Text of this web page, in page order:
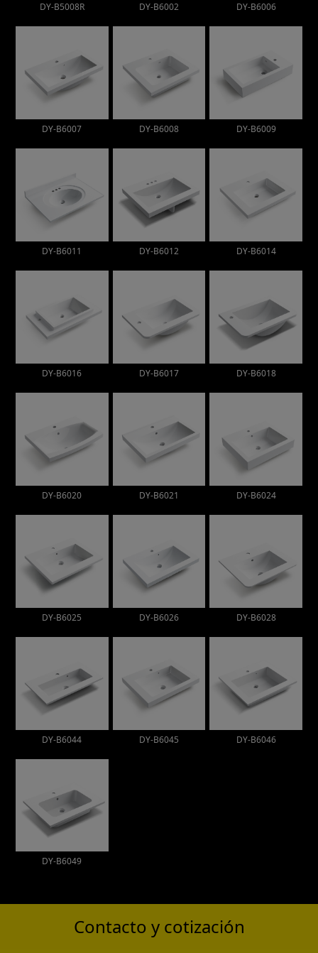
DY-B5008R DY-B6002 DY-B6006
DY-B6007 DY-B6008 DY-B6009
DY-B6011 DY-B6012 DY-B6014
DY-B6016 DY-B6017 DY-B6018
DY-B6020 DY-B6021 DY-B6024
DY-B6025 DY-B6026 DY-B6028
DY-B6044 DY-B6045 DY-B6046
DY-B6049
Contacto y cotización